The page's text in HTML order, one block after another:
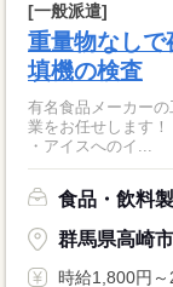
[一般派遣]
重量物なしで
填機の検査
有名食品メーカー
業をお任せします！ ▼具体的には… ・アイス充填機の動作チェック
・アイスへのイ...
食品・飲料
群馬県高崎市
時給1,800円～